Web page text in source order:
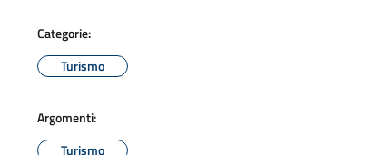
Categorie:
Turismo
Argomenti:
Turismo